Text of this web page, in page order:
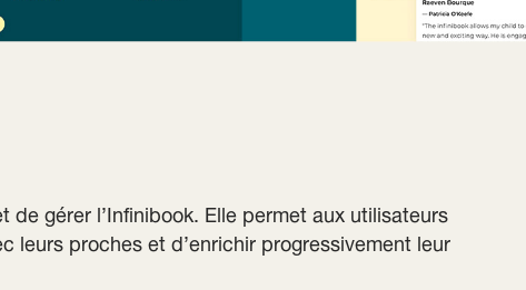
gérer l’Infinibook. Elle permet aux utilisateurs
leurs proches et d’enrichir progressivement leur